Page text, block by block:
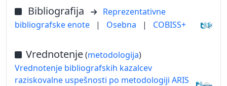
Bibliografija
Reprezentativne
bibliografske enote
| Osebna | COBISS+
Vrednotenje(metodologija)
Vrednotenje bibliografskih kazalcev
raziskovalne uspešnosti po metodologiji ARIS